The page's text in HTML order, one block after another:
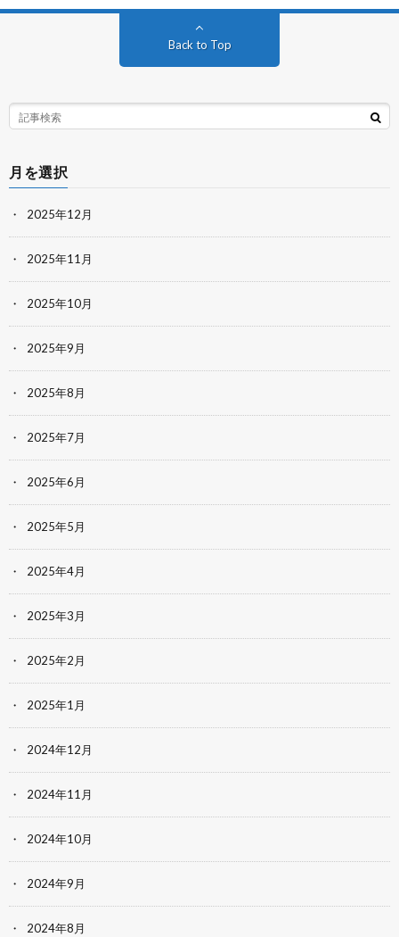
Back to Top
月を選択
2025年12月
2025年11月
2025年10月
2025年9月
2025年8月
2025年7月
2025年6月
2025年5月
2025年4月
2025年3月
2025年2月
2025年1月
2024年12月
2024年11月
2024年10月
2024年9月
2024年8月